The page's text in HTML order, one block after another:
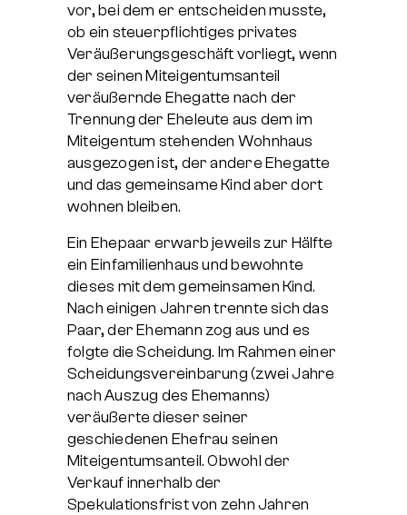
vor, bei dem er entscheiden musste,
ob ein steuerpflichtiges privates
Veräußerungsgeschäft vorliegt, wenn
der seinen Miteigentumsanteil
veräußernde Ehegatte nach der
Trennung der Eheleute aus dem im
Miteigentum stehenden Wohnhaus
ausgezogen ist, der andere Ehegatte
und das gemeinsame Kind aber dort
wohnen bleiben.
Ein Ehepaar erwarb jeweils zur Hälfte
ein Einfamilienhaus und bewohnte
dieses mit dem gemeinsamen Kind.
Nach einigen Jahren trennte sich das
Paar, der Ehemann zog aus und es
folgte die Scheidung. Im Rahmen einer
Scheidungsvereinbarung (zwei Jahre
nach Auszug des Ehemanns)
veräußerte dieser seiner
geschiedenen Ehefrau seinen
Miteigentumsanteil. Obwohl der
Verkauf innerhalb der
Spekulationsfrist von zehn Jahren